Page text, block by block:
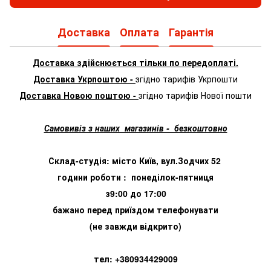
Доставка Оплата Гарантія
Доставка здійснюється тільки по передоплаті.
Доставка Укрпоштою - згідно тарифів Укрпошти
Доставка Новою поштою - згідно тарифів Нової пошти
Самовивіз з наших магазинів - безкоштовно
Склад-студія: місто Київ, вул.Зодчих 52
години роботи : понеділок-пятниця
з9:00 до 17:00
бажано перед приїздом телефонувати
(не завжди відкрито)
тел: +380934429009